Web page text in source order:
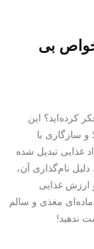
بی
کرده‌اید؟ این
و سازگاری با
غذایی تبدیل شده
نام‌گذاری آن،
ارزش غذایی
مغذی و سالم
ندهید!